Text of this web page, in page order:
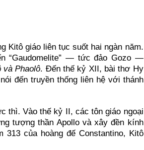
Kitô giáo liên tục suốt hai ngàn năm.
“Gaudomelite” — tức đảo Gozo —
và Phaolô. Đến thế kỷ XII, bài thơ Hy
đến truyền thống liên hệ với thánh
thì. Vào thế kỷ II, các tôn giáo ngoại
tượng thần Apollo và xây đền kính
313 của hoàng đế Constantino, Kitô